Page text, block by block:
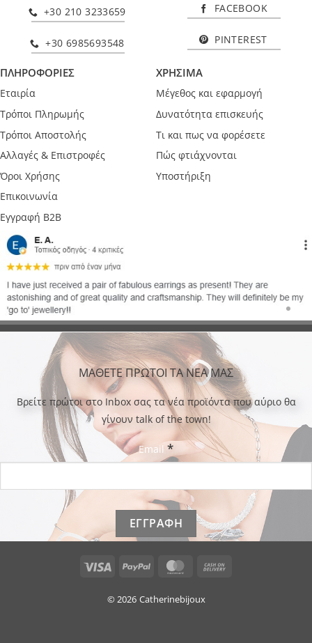
+30 210 3233659
+30 6985693548
FACEBOOK
PINTEREST
ΠΛΗΡΟΦΟΡΙΕΣ
Εταιρία
Τρόποι Πληρωμής
Τρόποι Αποστολής
Αλλαγές & Επιστροφές
Όροι Χρήσης
Επικοινωνία
Εγγραφή B2B
ΧΡΗΣΙΜΑ
Μέγεθος και εφαρμογή
Δυνατότητα επισκευής
Τι και πως να φορέσετε
Πώς φτιάχνονται
Υποστήριξη
ΜΑΘΕΤΕ ΠΡΩΤΟΙ ΤΑ ΝΕΑ ΜΑΣ
Bρείτε πρώτοι στο Inbox σας τα νέα προϊόντα που αύριο θα
γίνουν talk of the town!
Email *
Visa PayPal MasterCard
© 2026 Catherinebijoux